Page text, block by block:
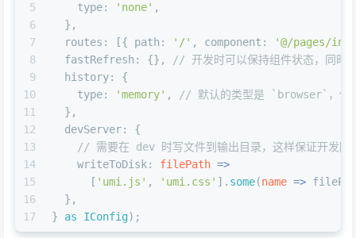
5
6
7
8
9
10
11
12
13
14
15
16
17
type: 'none' ,
  },
routes : [{ path : '/' , component :
'@/pages/
fastRefresh : {},
// 开发时可以保持组件状态，同时
history: {
type: 'memory' ,
// 默认的类型是 `browser`，但
  },
devServer: {
// 需要在 dev 时写文件到输出目录，这样保证开发
writeToDisk: filePath =>
      [
'umi.js' , 'umi.css' ]. some(name =>
  },
} as IConfig);